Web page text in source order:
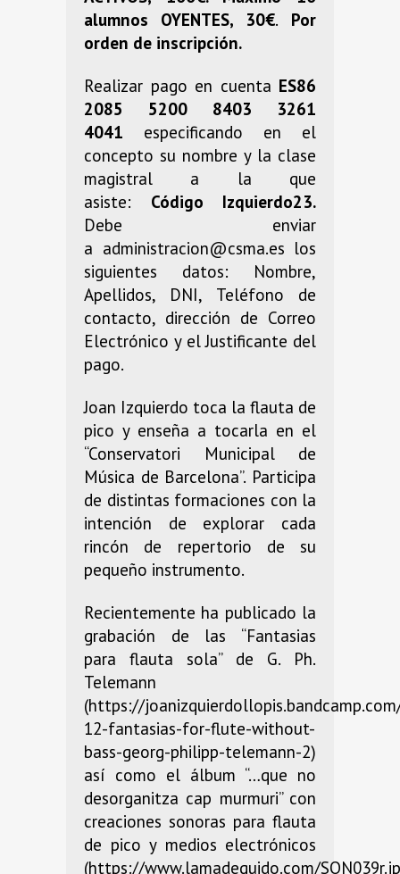
alumnos OYENTES, 30€. Por
orden de inscripción.
Realizar pago en cuenta ES86
2085 5200 8403 3261
4041 especificando en el
concepto su nombre y la clase
magistral a la que
asiste: Código Izquierdo23.
Debe enviar
a administracion@csma.es los
siguientes datos: Nombre,
Apellidos, DNI, Teléfono de
contacto, dirección de Correo
Electrónico y el Justificante del
pago.
Joan Izquierdo toca la flauta de
pico y enseña a tocarla en el
“Conservatori Municipal de
Música de Barcelona”. Participa
de distintas formaciones con la
intención de explorar cada
rincón de repertorio de su
pequeño instrumento.
Recientemente ha publicado la
grabación de las “Fantasias
para flauta sola” de G. Ph.
Telemann
(https://
12-fantasias-for-flute-without-
bass-georg-philipp-telemann-2)
así como el álbum “…que no
desorganitza cap murmuri” con
creaciones sonoras para flauta
de pico y medios electrónicos
(https://www.lamadeguido.com/